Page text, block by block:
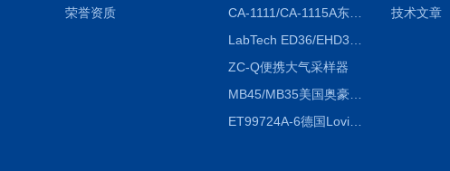
荣誉资质
CA-1111/CA-1115A东京理化EYELA CA-1111/CA-1115A冷却水循环装置
ZC-Q便携大气采样器
MB45/MB35美国奥豪斯OHAUS MB45/MB35卤素红外水分测定仪
ET99724A-6德国Lovibond ET99724A-6微电脑BOD测定仪
技术文章